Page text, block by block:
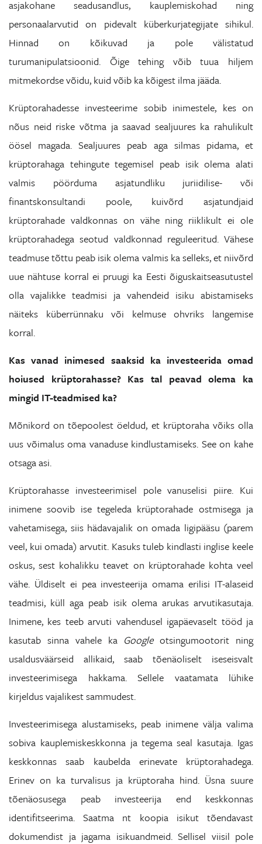
asjakohane seadusandlus, kauplemiskohad ning
personaalarvutid on pidevalt küberkurjategijate sihikul.
Hinnad on kõikuvad ja pole välistatud
turumanipulatsioonid. Õige tehing võib tuua hiljem
mitmekordse võidu, kuid võib ka kõigest ilma jääda.
Krüptorahadesse investeerime sobib inimestele, kes on
nõus neid riske võtma ja saavad sealjuures ka rahulikult
öösel magada. Sealjuures peab aga silmas pidama, et
krüptorahaga tehingute tegemisel peab isik olema alati
valmis pöörduma asjatundliku juriidilise- või
finantskonsultandi poole, kuivõrd asjatundjaid
krüptorahade valdkonnas on vähe ning riiklikult ei ole
krüptorahadega seotud valdkonnad reguleeritud. Vähese
teadmuse tõttu peab isik olema valmis ka selleks, et niivõrd
uue nähtuse korral ei pruugi ka Eesti õiguskaitseasutustel
olla vajalikke teadmisi ja vahendeid isiku abistamiseks
näiteks küberrünnaku või kelmuse ohvriks langemise
korral.
Kas vanad inimesed saaksid ka investeerida omad
hoiused krüptorahasse? Kas tal peavad olema ka
mingid IT-teadmised ka?
Mõnikord on tõepoolest öeldud, et krüptoraha võiks olla
uus võimalus oma vanaduse kindlustamiseks. See on kahe
otsaga asi.
Krüptorahasse investeerimisel pole vanuselisi piire. Kui
inimene soovib ise tegeleda krüptorahade ostmisega ja
vahetamisega, siis hädavajalik on omada ligipääsu (parem
veel, kui omada) arvutit. Kasuks tuleb kindlasti inglise keele
oskus, sest kohalikku teavet on krüptorahade kohta veel
vähe. Üldiselt ei pea investeerija omama erilisi IT-alaseid
teadmisi, küll aga peab isik olema arukas arvutikasutaja.
Inimene, kes teeb arvuti vahendusel igapäevaselt tööd ja
kasutab sinna vahele ka Googleotsingumootorit ning
usaldusväärseid allikaid, saab tõenäoliselt iseseisvalt
investeerimisega hakkama. Sellele vaatamata lühike
kirjeldus vajalikest sammudest.
Investeerimisega alustamiseks, peab inimene välja valima
sobiva kauplemiskeskkonna ja tegema seal kasutaja. Igas
keskkonnas saab kaubelda erinevate krüptorahadega.
Erinev on ka turvalisus ja krüptoraha hind. Üsna suure
tõenäosusega peab investeerija end keskkonnas
identifitseerima. Saatma nt koopia isikut tõendavast
dokumendist ja jagama isikuandmeid. Sellisel viisil pole